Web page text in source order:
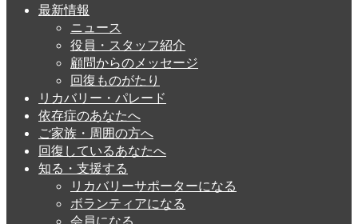
最新情報
ニュース
役員・スタッフ紹介
顧問からのメッセージ
回復ものがたり
リカバリー・パレード
依存症のあなたへ
ご家族・周囲の方へ
回復しているあなたへ
知る・支援する
リカバリーサポーターになる
ボランティアになる
会員になる